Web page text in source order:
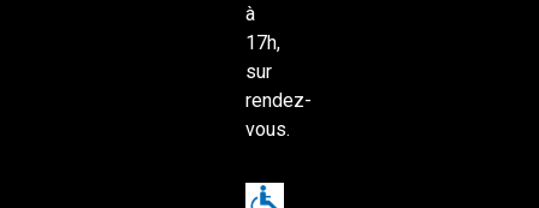
à
17h,
sur
rendez-
vous.